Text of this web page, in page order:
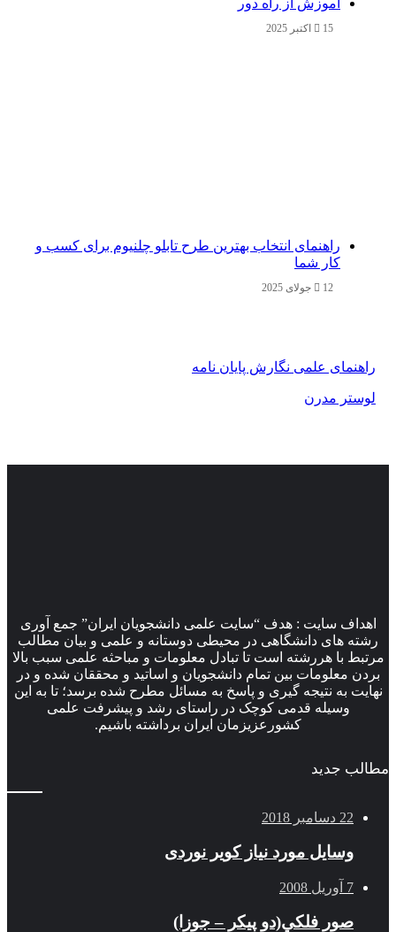
آموزش از راه دور
15 اکتبر 2025
راهنمای انتخاب بهترین طرح تابلو چلنیوم برای کسب و
کار شما
12 جولای 2025
راهنمای علمی نگارش پایان نامه
لوستر مدرن
اهداف سایت : هدف “سایت علمی دانشجویان ایران” جمع آوری
رشته های دانشگاهی در محیطی دوستانه و علمی و بیان مطالب
مرتبط با هررشته است تا تبادل معلومات و مباحثه علمی سبب بالا
بردن معلومات بین تمام دانشجویان و اساتید و محققان شده و در
نهایت به نتیجه گیری و پاسخ به مسائل مطرح شده برسد؛ تا به این
وسیله قدمی کوچک در راستای رشد و پیشرفت علمی
کشورعزیزمان ایران برداشته باشیم.
مطالب جدید
22 دسامبر 2018
وسایل مورد نیاز کویر نوردی
7 آوریل 2008
صور فلكي(دو پیکر – جوزا)